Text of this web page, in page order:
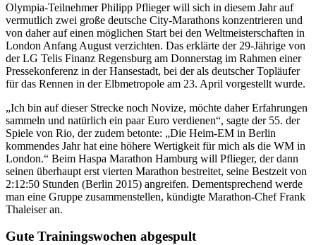
Olympia-Teilnehmer Philipp Pflieger will sich in diesem Jahr auf
vermutlich zwei große deutsche City-Marathons konzentrieren und
von daher auf einen möglichen Start bei den Weltmeisterschaften in
London Anfang August verzichten. Das erklärte der 29-Jährige von
der LG Telis Finanz Regensburg am Donnerstag im Rahmen einer
Pressekonferenz in der Hansestadt, bei der als deutscher Topläufer
für das Rennen in der Elbmetropole am 23. April vorgestellt wurde.
„Ich bin auf dieser Strecke noch Novize, möchte daher Erfahrungen
sammeln und natürlich ein paar Euro verdienen“, sagte der 55. der
Spiele von Rio, der zudem betonte: „Die Heim-EM in Berlin
kommendes Jahr hat eine höhere Wertigkeit für mich als die WM in
London.“ Beim Haspa Marathon Hamburg will Pflieger, der dann
seinen überhaupt erst vierten Marathon bestreitet, seine Bestzeit von
2:12:50 Stunden (Berlin 2015) angreifen. Dementsprechend werde
man eine Gruppe zusammenstellen, kündigte Marathon-Chef Frank
Thaleiser an.
Gute Trainingswochen abgespult